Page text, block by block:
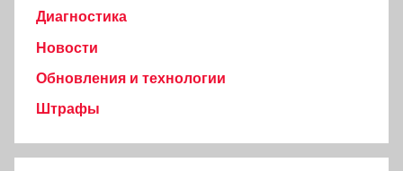
Диагностика
Новости
Обновления и технологии
Штрафы